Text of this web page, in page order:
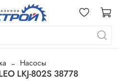
Насосы
LKJ-802S 38778